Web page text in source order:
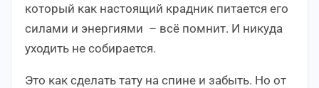
который как настоящий крадник питается его
силами и энергиями – всё помнит. И никуда
уходить не собирается.
Это как сделать тату на спине и забыть. Но от